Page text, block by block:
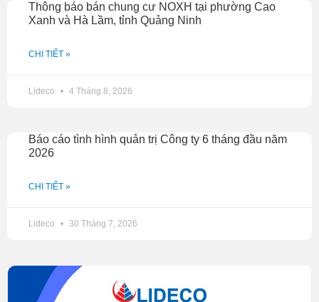
Thông báo bán chung cư NOXH tại phường Cao
Xanh và Hà Lầm, tỉnh Quảng Ninh
CHI TIẾT »
Lideco 4 Tháng 8, 2026
Báo cáo tình hình quản trị Công ty 6 tháng đầu năm
2026
CHI TIẾT »
Lideco 30 Tháng 7, 2026